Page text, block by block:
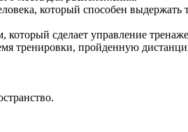
который способен выдержать
сделает управление
тренировки, пройденную